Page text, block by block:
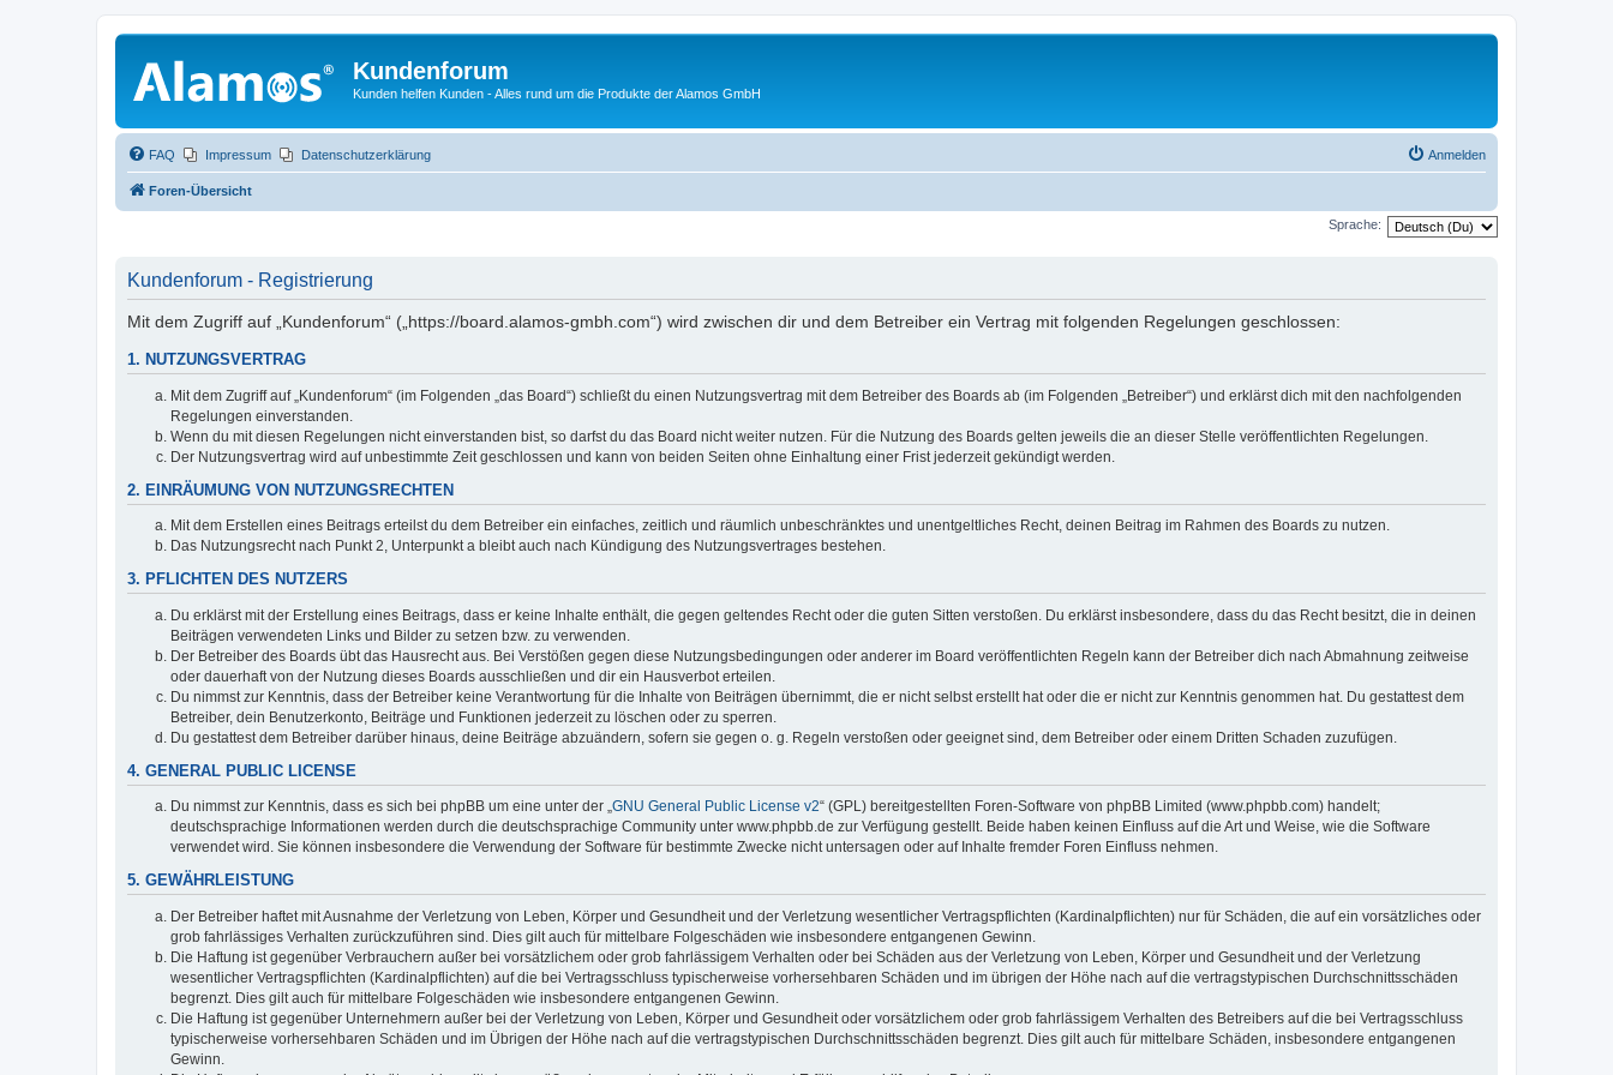
Kundenforum
Kunden helfen Kunden - Alles rund um die Produkte der Alamos GmbH
FAQ Impressum Datenschutzerklärung Anmelden
Foren-Übersicht
Sprache:
Kundenforum - Registrierung
Mit dem Zugriff auf „Kundenforum“ („https://board.alamos-gmbh.com“) wird zwischen dir und dem Betreiber ein Vertrag mit folgenden Regelungen geschlossen:
1. NUTZUNGSVERTRAG
Mit dem Zugriff auf „Kundenforum“ (im Folgenden „das Board“) schließt du einen Nutzungsvertrag mit dem Betreiber des Boards ab (im Folgenden „Betreiber“) und erklärst dich mit den nachfolgenden
Regelungen einverstanden.
Wenn du mit diesen Regelungen nicht einverstanden bist, so darfst du das Board nicht weiter nutzen. Für die Nutzung des Boards gelten jeweils die an dieser Stelle veröffentlichten Regelungen.
Der Nutzungsvertrag wird auf unbestimmte Zeit geschlossen und kann von beiden Seiten ohne Einhaltung einer Frist jederzeit gekündigt werden.
2. EINRÄUMUNG VON NUTZUNGSRECHTEN
Mit dem Erstellen eines Beitrags erteilst du dem Betreiber ein einfaches, zeitlich und räumlich unbeschränktes und unentgeltliches Recht, deinen Beitrag im Rahmen des Boards zu nutzen.
Das Nutzungsrecht nach Punkt 2, Unterpunkt a bleibt auch nach Kündigung des Nutzungsvertrages bestehen.
3. PFLICHTEN DES NUTZERS
Du erklärst mit der Erstellung eines Beitrags, dass er keine Inhalte enthält, die gegen geltendes Recht oder die guten Sitten verstoßen. Du erklärst insbesondere, dass du das Recht besitzt, die in deinen
Beiträgen verwendeten Links und Bilder zu setzen bzw. zu verwenden.
Der Betreiber des Boards übt das Hausrecht aus. Bei Verstößen gegen diese Nutzungsbedingungen oder anderer im Board veröffentlichten Regeln kann der Betreiber dich nach Abmahnung zeitweise
oder dauerhaft von der Nutzung dieses Boards ausschließen und dir ein Hausverbot erteilen.
Du nimmst zur Kenntnis, dass der Betreiber keine Verantwortung für die Inhalte von Beiträgen übernimmt, die er nicht selbst erstellt hat oder die er nicht zur Kenntnis genommen hat. Du gestattest dem
Betreiber, dein Benutzerkonto, Beiträge und Funktionen jederzeit zu löschen oder zu sperren.
Du gestattest dem Betreiber darüber hinaus, deine Beiträge abzuändern, sofern sie gegen o. g. Regeln verstoßen oder geeignet sind, dem Betreiber oder einem Dritten Schaden zuzufügen.
4. GENERAL PUBLIC LICENSE
Du nimmst zur Kenntnis, dass es sich bei phpBB um eine unter der „GNU General Public License v2“ (GPL) bereitgestellten Foren-Software von phpBB Limited (www.phpbb.com) handelt;
deutschsprachige Informationen werden durch die deutschsprachige Community unter www.phpbb.de zur Verfügung gestellt. Beide haben keinen Einfluss auf die Art und Weise, wie die Software
verwendet wird. Sie können insbesondere die Verwendung der Software für bestimmte Zwecke nicht untersagen oder auf Inhalte fremder Foren Einfluss nehmen.
5. GEWÄHRLEISTUNG
Der Betreiber haftet mit Ausnahme der Verletzung von Leben, Körper und Gesundheit und der Verletzung wesentlicher Vertragspflichten (Kardinalpflichten) nur für Schäden, die auf ein vorsätzliches oder
grob fahrlässiges Verhalten zurückzuführen sind. Dies gilt auch für mittelbare Folgeschäden wie insbesondere entgangenen Gewinn.
Die Haftung ist gegenüber Verbrauchern außer bei vorsätzlichem oder grob fahrlässigem Verhalten oder bei Schäden aus der Verletzung von Leben, Körper und Gesundheit und der Verletzung
wesentlicher Vertragspflichten (Kardinalpflichten) auf die bei Vertragsschluss typischerweise vorhersehbaren Schäden und im übrigen der Höhe nach auf die vertragstypischen Durchschnittsschäden
begrenzt. Dies gilt auch für mittelbare Folgeschäden wie insbesondere entgangenen Gewinn.
Die Haftung ist gegenüber Unternehmern außer bei der Verletzung von Leben, Körper und Gesundheit oder vorsätzlichem oder grob fahrlässigem Verhalten des Betreibers auf die bei Vertragsschluss
typischerweise vorhersehbaren Schäden und im Übrigen der Höhe nach auf die vertragstypischen Durchschnittsschäden begrenzt. Dies gilt auch für mittelbare Schäden, insbesondere entgangenen
Gewinn.